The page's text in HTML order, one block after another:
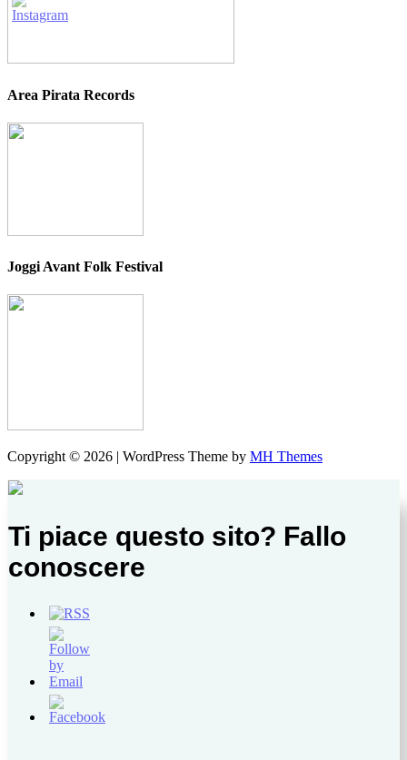
Area Pirata Records
Joggi Avant Folk Festival
Copyright © 2026 | WordPress Theme by MH Themes
Ti piace questo sito? Fallo
conoscere